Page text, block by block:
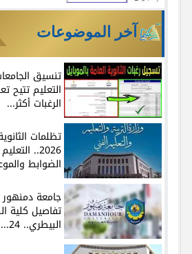
آخر الموضوعات
التعليم تتيح
الرغبات أكثر...
تظلمات
2026..
الضوابط
جامعة
تفاصيل كلية
البيطري.. 24...